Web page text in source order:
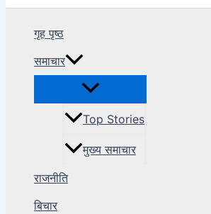
गृह पृष्ठ
समाचार
Top Stories
मुख्य समाचार
राजनीति
बिचार